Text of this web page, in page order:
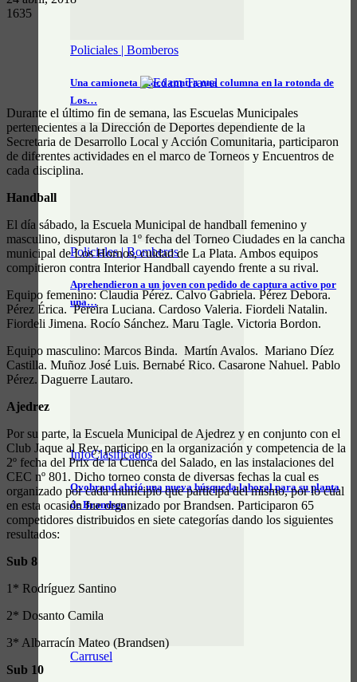
Policiales | Bomberos
Una camioneta chocó contra una columna en la rotonda de
Los…
Policiales | Bomberos
Aprehendieron a un joven con pedido de captura activo por
una…
InfoClasificados
Ovobrand abrió una nueva búsqueda laboral para su planta
de Brandsen
Carrusel
1635
Durante el último fin de semana, las Escuelas Municipales
pertenecientes a la Dirección de Deportes dependiente de la
Secretaria de Desarrollo Local y Acción Comunitaria, participaron
de diferentes actividades en el marco de Torneos y Encuentros de
cada disciplina.
Handball
El día sábado, la Escuela Municipal de handball femenino y
masculino, disputaron la 1º fecha del Torneo Ciudades en la cancha
municipal de Los Hornos, cuidad de La Plata. Ambos equipos
compitieron contra Interior Handball cayendo frente a su rival.
Equipo femenino: Claudia Pérez. Calvo Gabriela. Pérez Debora.
Pérez Érica. Pereira Luciana. Cardoso Valeria. Fiordeli Natalin.
Fiordeli Jimena. Rocío Sánchez. Maru Tagle. Victoria Bordon.
Equipo masculino: Marcos Binda. Martín Avalos. Mariano Díez
Castilla. Muñoz José Luis. Bernabé Rico. Casarone Nahuel. Pablo
Pérez. Daguerre Lautaro.
Ajedrez
Por su parte, la Escuela Municipal de Ajedrez y en conjunto con el
Club Jaque al Rey, participo en la organización y competencia de la
2º fecha del Prix de la Cuenca del Salado, en las instalaciones del
CEC nº 801. Dicho torneo consta de diversas fechas la cual es
organizado por cada municipio que participa del mismo, por lo cual
en esta ocasión fue organizado por Brandsen. Participaron 65
competidores distribuidos en siete categorías dando los siguientes
resultados:
Sub 8
1* Rodríguez Santino
2* Dosanto Camila
3* Albarracín Mateo (Brandsen)
Sub 10